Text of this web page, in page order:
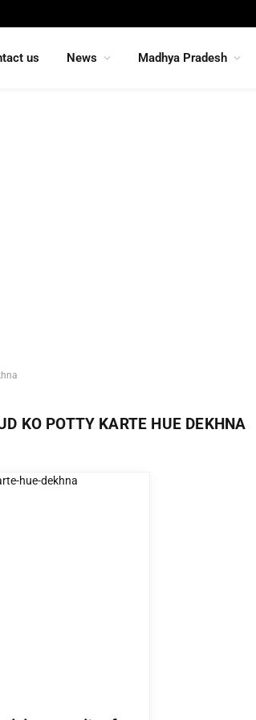
us News Madhya Pradesh
KO POTTY KARTE HUE DEKHNA